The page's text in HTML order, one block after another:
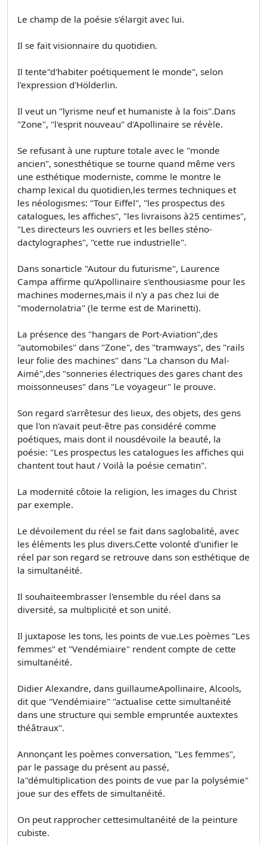
Le champ de la poésie s'élargit avec lui.
Il se fait visionnaire du quotidien.
Il tente"d'habiter poétiquement le monde", selon
l'expression d'Hölderlin.
Il veut un "lyrisme neuf et humaniste à la fois".Dans
"Zone", "l'esprit nouveau" d'Apollinaire se révèle.
Se refusant à une rupture totale avec le "monde
ancien", sonesthétique se tourne quand même vers
une esthétique moderniste, comme le montre le
champ lexical du quotidien,les termes techniques et
les néologismes: "Tour Eiffel", "les prospectus des
catalogues, les affiches", "les livraisons à25 centimes",
"Les directeurs les ouvriers et les belles sténo-
dactylographes", "cette rue industrielle".
Dans sonarticle "Autour du futurisme", Laurence
Campa affirme qu'Apollinaire s'enthousiasme pour les
machines modernes,mais il n'y a pas chez lui de
"modernolatria" (le terme est de Marinetti).
La présence des "hangars de Port-Aviation",des
"automobiles" dans "Zone", des "tramways", des "rails
leur folie des machines" dans "La chanson du Mal-
Aimé",des "sonneries électriques des gares chant des
moissonneuses" dans "Le voyageur" le prouve.
Son regard s'arrêtesur des lieux, des objets, des gens
que l'on n'avait peut-être pas considéré comme
poétiques, mais dont il nousdévoile la beauté, la
poésie: "Les prospectus les catalogues les affiches qui
chantent tout haut / Voilà la poésie cematin".
La modernité côtoie la religion, les images du Christ
par exemple.
Le dévoilement du réel se fait dans saglobalité, avec
les éléments les plus divers.Cette volonté d'unifier le
réel par son regard se retrouve dans son esthétique de
la simultanéité.
Il souhaiteembrasser l'ensemble du réel dans sa
diversité, sa multiplicité et son unité.
Il juxtapose les tons, les points de vue.Les poèmes "Les
femmes" et "Vendémiaire" rendent compte de cette
simultanéité.
Didier Alexandre, dans guillaumeApollinaire, Alcools,
dit que "Vendémiaire" "actualise cette simultanéité
dans une structure qui semble empruntée auxtextes
théâtraux".
Annonçant les poèmes conversation, "Les femmes",
par le passage du présent au passé,
la"démultiplication des points de vue par la polysémie"
joue sur des effets de simultanéité.
On peut rapprocher cettesimultanéité de la peinture
cubiste.